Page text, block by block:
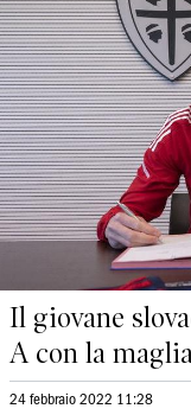
Il giovane
A con la
24 febbraio 2022 11:28